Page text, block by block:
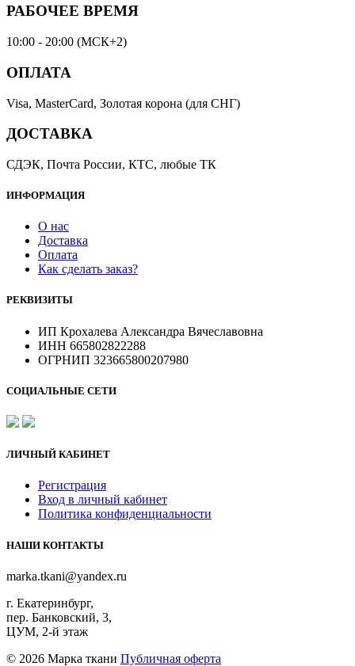
РАБОЧЕЕ ВРЕМЯ
10:00 - 20:00 (МСК+2)
ОПЛАТА
Visa, MasterCard, Золотая корона (для СНГ)
ДОСТАВКА
СДЭК, Почта России, КТС, любые ТК
ИНФОРМАЦИЯ
О нас
Доставка
Оплата
Как сделать заказ?
РЕКВИЗИТЫ
ИП Крохалева Александра Вячеславовна
ИНН 665802822288
ОГРНИП 323665800207980
СОЦИАЛЬНЫЕ СЕТИ
ЛИЧНЫЙ КАБИНЕТ
Регистрация
Вход в личный кабинет
Политика конфиденциальности
НАШИ КОНТАКТЫ
marka.tkani@yandex.ru
г. Екатеринбург,
пер. Банковский, 3,
ЦУМ, 2-й этаж
© 2026 Марка ткани Публичная оферта